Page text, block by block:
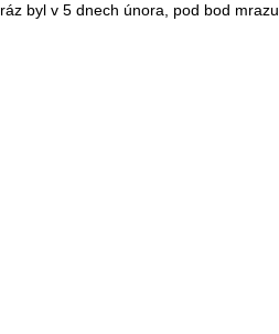
byl v 5 dnech února, pod bod